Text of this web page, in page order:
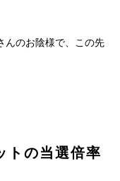
んのお陰様で、この先
トの当選倍率